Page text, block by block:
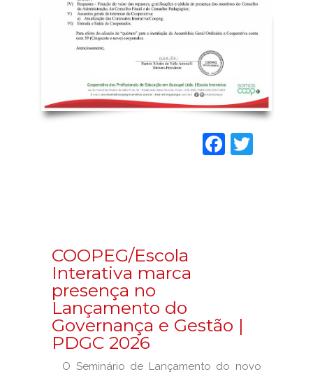
COOPEG/Escola
Interativa marca
presença no
Lançamento do
Governança e Gestão |
PDGC 2026
O Seminário de Lançamento do novo